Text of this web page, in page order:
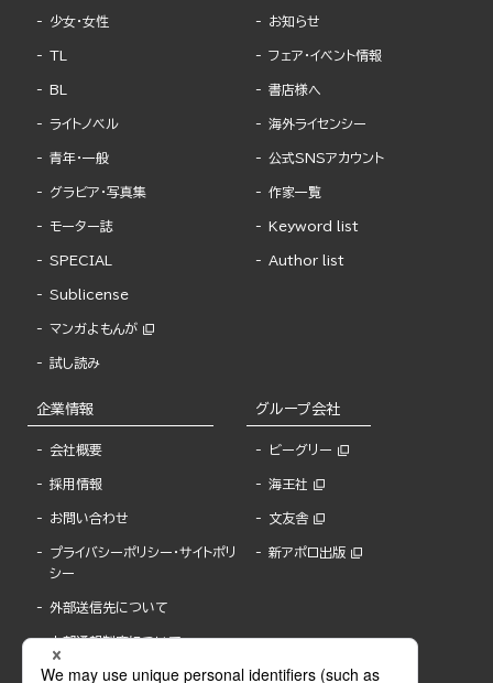
少女・女性
TL
BL
ライトノベル
青年・一般
グラビア・写真集
モーター誌
SPECIAL
Sublicense
マンガよもんが
試し読み
お知らせ
フェア・イベント情報
書店様へ
海外ライセンシー
公式SNSアカウント
作家一覧
Keyword list
Author list
企業情報
会社概要
採用情報
お問い合わせ
プライバシーポリシー・サイトポリ
シー
外部送信先について
内部通報制度について
グループ会社
ビーグリー
海王社
文友舎
新アポロ出版